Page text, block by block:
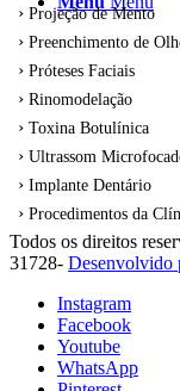
Projeção de Mento
Preenchimento de
Próteses Faciais
Rinomodelação
Toxina Botulínica
Ultrassom
Implante Dentário
Procedimentos da
Todos os direitos
31728- Desenvolvido
Instagram
Facebook
Youtube
WhatsApp